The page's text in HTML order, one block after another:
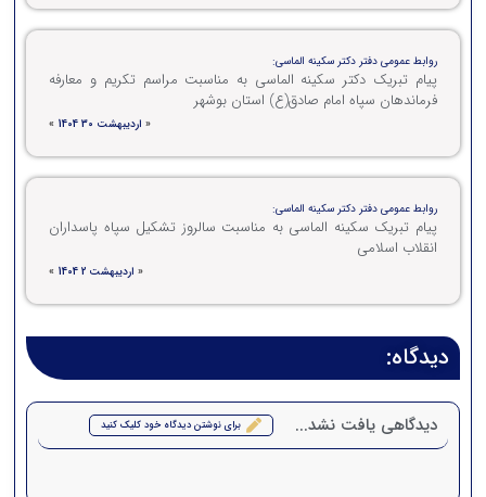
روابط عمومی دفتر دکتر سکینه الماسی:
پیام تبریک دکتر سکینه الماسی به مناسبت مراسم تکریم و معارفه
فرماندهان سپاه امام صادق(ع) استان بوشهر
« اردیبهشت 30 1404 »
روابط عمومی دفتر دکتر سکینه الماسی:
پیام تبریک سکینه الماسی به مناسبت سالروز تشکیل سپاه پاسداران
انقلاب اسلامی
« اردیبهشت 2 1404 »
دیدگاه:
دیدگاهی یافت نشد... برای نوشتن دیدگاه خود کلیک کنید